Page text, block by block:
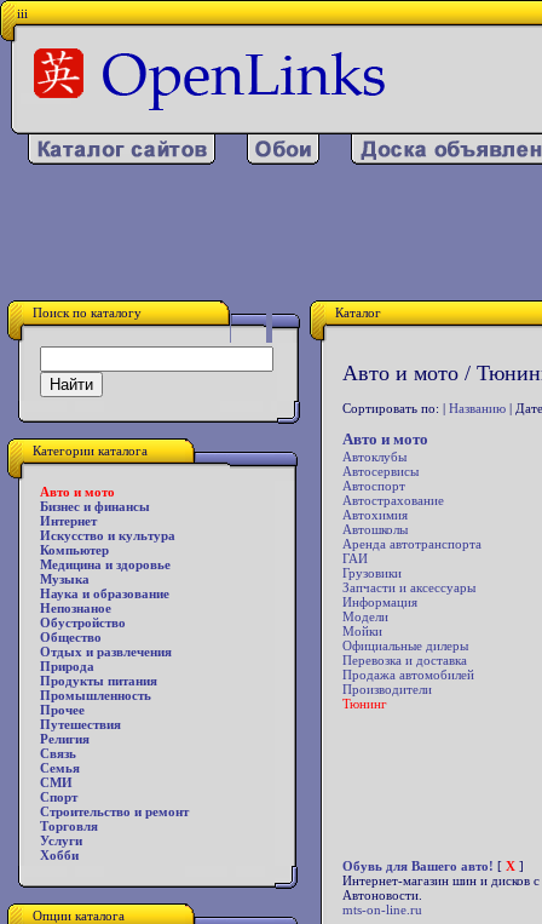
iii
Поиск по каталогу
Категории каталога
Авто и мото
Бизнес и финансы
Интернет
Искусство и культура
Компьютер
Медицина и здоровье
Музыка
Наука и образование
Непознаное
Обустройство
Общество
Отдых и развлечения
Природа
Продукты питания
Промышленность
Прочее
Путешествия
Религия
Связь
Семья
СМИ
Спорт
Строительство и ремонт
Торговля
Услуги
Хобби
Опции каталога
Каталог
Авто и мото /
Сортировать по: | Названию |
Авто и мото
Автоклубы
Автосервисы
Автоспорт
Автострахование
Автохимия
Автошколы
Аренда автотранспорта
ГАИ
Грузовики
Запчасти и аксессуары
Информация
Модели
Мойки
Официальные дилеры
Перевозка и доставка
Продажа автомобилей
Производители
Тюнинг
Обувь для Вашего авто! [ X ]
Интернет-магазин шин и дисков
Автоновости.
mts-on-line.ru